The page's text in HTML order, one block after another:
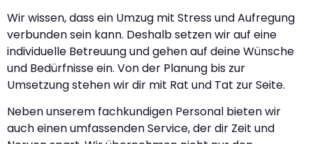
Wir wissen, dass ein Umzug mit Stress und Aufregung
verbunden sein kann. Deshalb setzen wir auf eine
individuelle Betreuung und gehen auf deine Wünsche
und Bedürfnisse ein. Von der Planung bis zur
Umsetzung stehen wir dir mit Rat und Tat zur Seite.
Neben unserem fachkundigen Personal bieten wir
auch einen umfassenden Service, der dir Zeit und